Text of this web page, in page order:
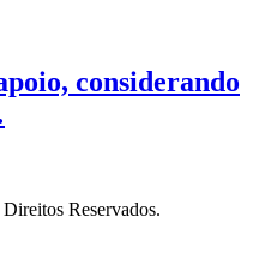
considerando
Reservados.